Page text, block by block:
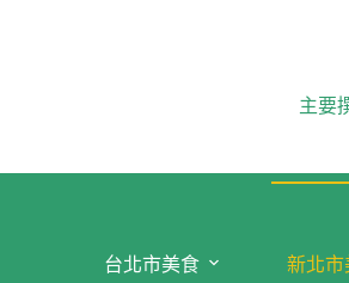
主要
台北市美食 新北市